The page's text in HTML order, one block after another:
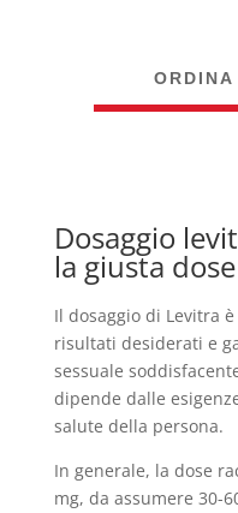
Dosaggio
la giusta dose
Il dosaggio di Levitra
risultati desiderati e
sessuale
dipende dalle
salute della persona.
In generale, la dose
mg, da assumere 30-